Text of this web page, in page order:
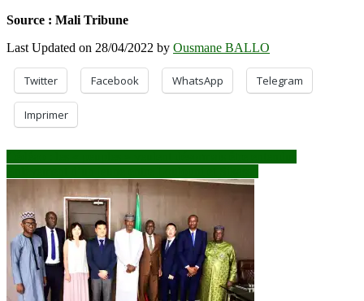
Source : Mali Tribune
Last Updated on 28/04/2022 by Ousmane BALLO
Twitter Facebook WhatsApp Telegram
Imprimer
Navigation
de
l’article